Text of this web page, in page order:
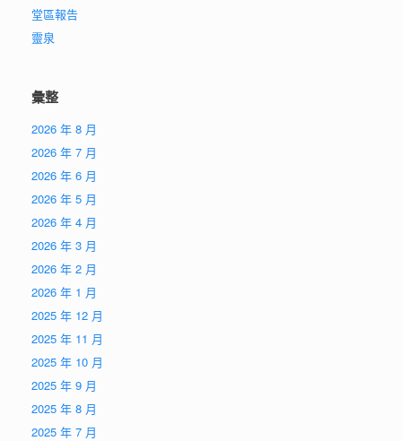
堂區報告
靈泉
彙整
2026 年 8 月
2026 年 7 月
2026 年 6 月
2026 年 5 月
2026 年 4 月
2026 年 3 月
2026 年 2 月
2026 年 1 月
2025 年 12 月
2025 年 11 月
2025 年 10 月
2025 年 9 月
2025 年 8 月
2025 年 7 月